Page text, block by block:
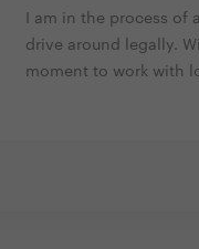
I am in the process
drive around legally.
moment to work with